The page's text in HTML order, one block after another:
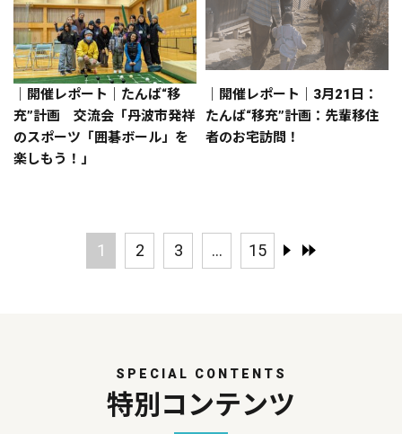
｜開催レポート｜たんば“移
充”計画 交流会「丹波市発祥
のスポーツ「囲碁ボール」を
楽しもう！」
｜開催レポート｜3月21日：
たんば“移充”計画：先輩移住
者のお宅訪問！
1 2 3 ... 15
SPECIAL CONTENTS
特別コンテンツ